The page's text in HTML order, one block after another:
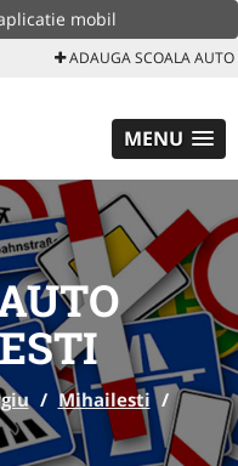
mobil
ADAUGA SCOALA AUTO
MENU
/ Mihailesti /